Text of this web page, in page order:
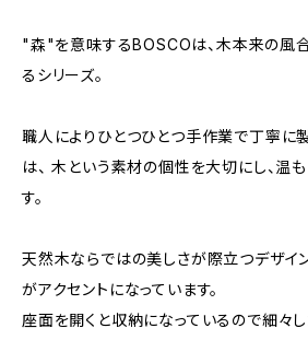
"森"を意味するBOSCOは、木本来の風
るシリーズ。
職人によりひとつひとつ手作業で丁寧に
は、 木という素材の個性を大切にし、温
す。
天然木ならではの美しさが際立つデザイ
がアクセントになっています。
座面を開くと収納になっているので細々